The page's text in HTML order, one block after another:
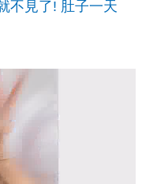
不見了! 肚子一天